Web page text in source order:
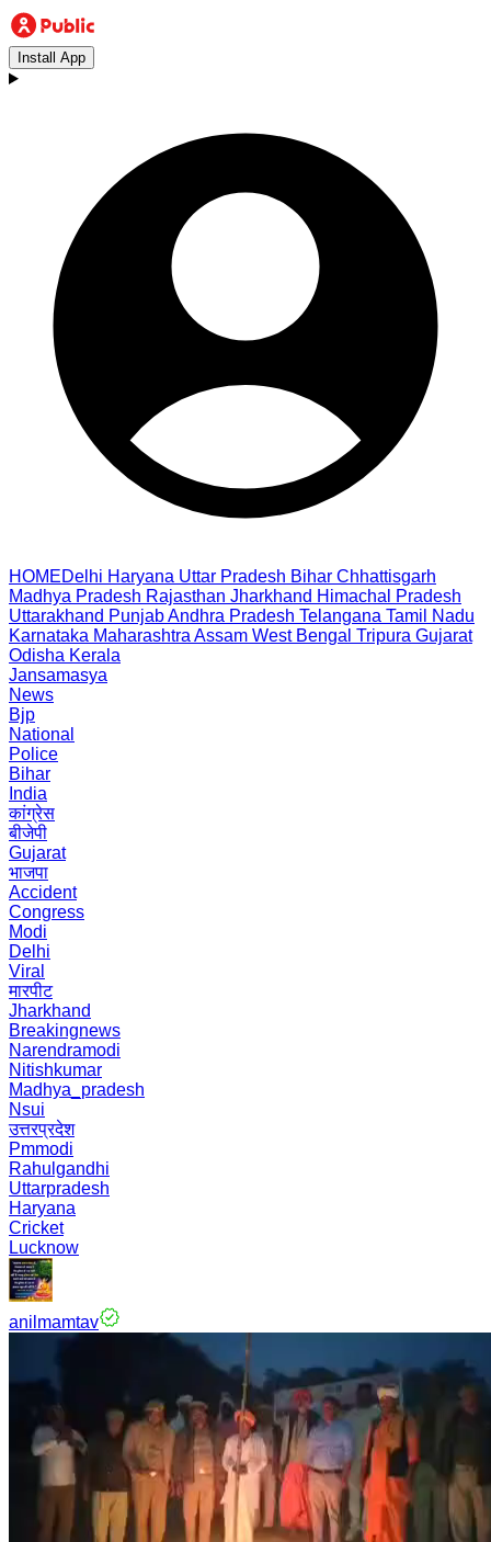
Install App
HOMEDelhi Haryana Uttar Pradesh Bihar Chhattisgarh
Madhya Pradesh Rajasthan Jharkhand Himachal Pradesh
Uttarakhand PunjabAndhra Pradesh Telangana Tamil Nadu
Karnataka Maharashtra Assam West Bengal Tripura Gujarat
Odisha Kerala
Jansamasya
News
Bjp
National
Police
Bihar
India
कांग्रेस
बीजेपी
Gujarat
भाजपा
Accident
Congress
Modi
Delhi
Viral
मारपीट
Jharkhand
Breakingnews
Narendramodi
Nitishkumar
Madhya_pradesh
Nsui
उत्तरप्रदेश
Pmmodi
Rahulgandhi
Uttarpradesh
Haryana
Cricket
Lucknow
anilmamtav